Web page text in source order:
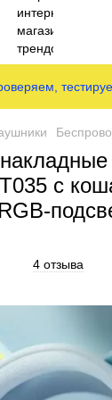
с
4 отзыва